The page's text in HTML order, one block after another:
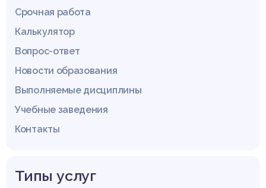
Срочная работа
Калькулятор
Вопрос-ответ
Новости образования
Выполняемые дисциплины
Учебные заведения
Контакты
Типы услуг